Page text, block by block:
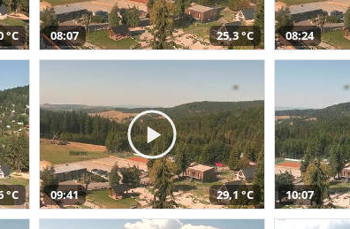
°C 08:07 25,3 °C 08:24
°C 09:41 29,1 °C 10:07